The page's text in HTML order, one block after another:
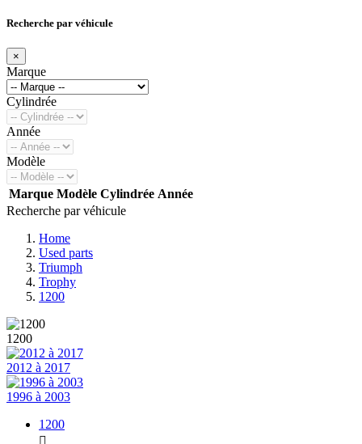
Recherche par véhicule
×
Marque
Cylindrée
Année
Modèle
Marque Modèle Cylindrée Année
Recherche par véhicule
Home
Used parts
Triumph
Trophy
1200
1200
2012 à 2017
1996 à 2003
1200
